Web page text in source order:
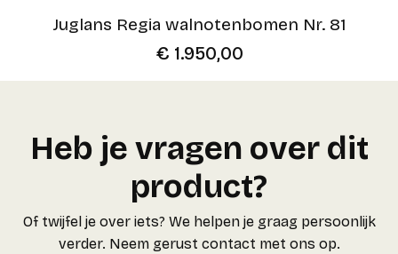
Juglans Regia walnotenbomen Nr. 81
€ 1.950,00
Heb je vragen over dit
product?
Of twijfel je over iets? We helpen je graag persoonlijk
verder. Neem gerust contact met ons op.